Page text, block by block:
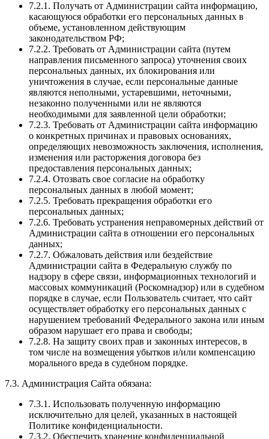
7.2.1. Получать от Администрации сайта информацию,
касающуюся обработки его персональных данных в
объеме, установленном действующим
законодательством РФ;
7.2.2. Требовать от Администрации сайта (путем
направления письменного запроса) уточнения своих
персональных данных, их блокирования или
уничтожения в случае, если персональные данные
являются неполными, устаревшими, неточными,
незаконно полученными или не являются
необходимыми для заявленной цели обработки;
7.2.3. Требовать от Администрации сайта информацию
о конкретных причинах и правовых основаниях,
определяющих невозможность заключения, исполнения,
изменения или расторжения договора без
предоставления персональных данных;
7.2.4. Отозвать свое согласие на обработку
персональных данных в любой момент;
7.2.5. Требовать прекращения обработки его
персональных данных;
7.2.6. Требовать устранения неправомерных действий от
Администрации сайта в отношении его персональных
данных;
7.2.7. Обжаловать действия или бездействие
Администрации сайта в Федеральную службу по
надзору в сфере связи, информационных технологий и
массовых коммуникаций (Роскомнадзор) или в судебном
порядке в случае, если Пользователь считает, что сайт
осуществляет обработку его персональных данных с
нарушением требований Федерального закона или иным
образом нарушает его права и свободы;
7.2.8. На защиту своих прав и законных интересов, в
том числе на возмещения убытков и/или компенсацию
морального вреда в судебном порядке.
7.3. Администрация Сайта обязана:
7.3.1. Использовать полученную информацию
исключительно для целей, указанных в настоящей
Политике конфиденциальности.
7.3.2. Обеспечить хранение конфиденциальной